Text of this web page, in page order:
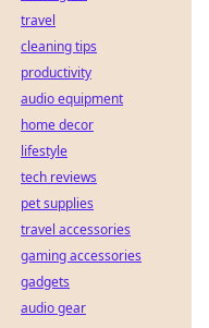
travel
cleaning tips
productivity
audio equipment
home decor
lifestyle
tech reviews
pet supplies
travel accessories
gaming accessories
gadgets
audio gear